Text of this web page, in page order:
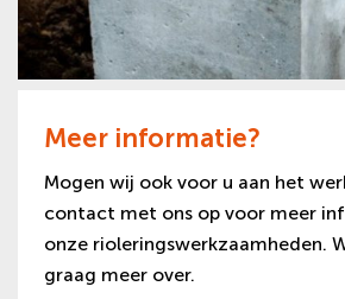
Meer informatie?
Mogen wij ook voor u aan het
contact met ons op voor meer
onze rioleringswerkzaamheden.
graag meer over.